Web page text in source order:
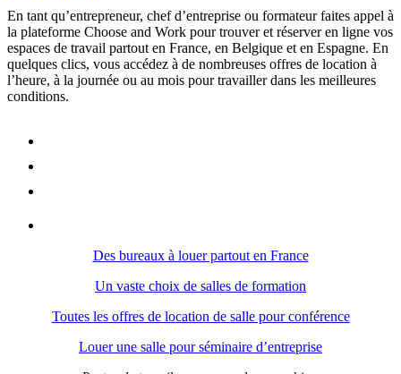
En tant qu’entrepreneur, chef d’entreprise ou formateur faites appel à
la plateforme Choose and Work pour trouver et réserver en ligne vos
espaces de travail partout en France, en Belgique et en Espagne. En
quelques clics, vous accédez à de nombreuses offres de location à
l’heure, à la journée ou au mois pour travailler dans les meilleures
conditions.
Des bureaux à louer partout en France
Un vaste choix de salles de formation
Toutes les offres de location de salle pour conférence
Louer une salle pour séminaire d’entreprise